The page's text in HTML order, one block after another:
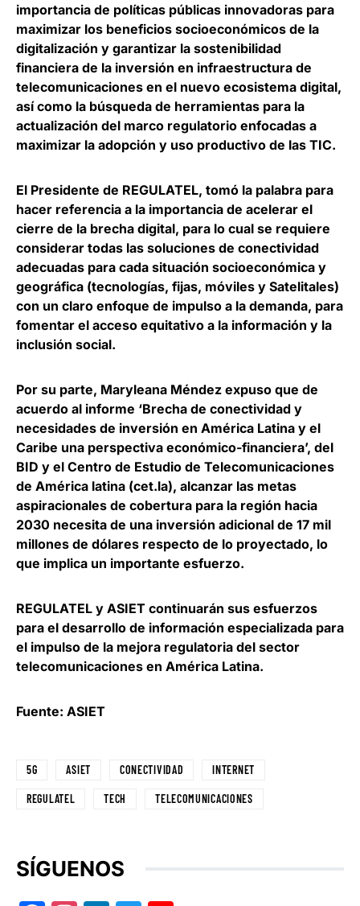
importancia de políticas públicas innovadoras para
maximizar los beneficios socioeconómicos de la
digitalización y garantizar la sostenibilidad
financiera de la inversión en infraestructura de
telecomunicaciones en el nuevo ecosistema digital,
así como la búsqueda de herramientas para la
actualización del marco regulatorio enfocadas a
maximizar la adopción y uso productivo de las TIC.
El Presidente de REGULATEL, tomó la palabra para
hacer referencia a la importancia de acelerar el
cierre de la brecha digital, para lo cual se requiere
considerar todas las soluciones de conectividad
adecuadas para cada situación socioeconómica y
geográfica (tecnologías, fijas, móviles y Satelitales)
con un claro enfoque de impulso a la demanda, para
fomentar el acceso equitativo a la información y la
inclusión social.
Por su parte, Maryleana Méndez expuso que de
acuerdo al informe ‘Brecha de conectividad y
necesidades de inversión en América Latina y el
Caribe una perspectiva económico-financiera’, del
BID y el Centro de Estudio de Telecomunicaciones
de América latina (cet.la), alcanzar las metas
aspiracionales de cobertura para la región hacia
2030 necesita de una inversión adicional de 17 mil
millones de dólares respecto de lo proyectado, lo
que implica un importante esfuerzo.
REGULATEL y ASIET continuarán sus esfuerzos
para el desarrollo de información especializada para
el impulso de la mejora regulatoria del sector
telecomunicaciones en América Latina.
Fuente: ASIET
5G ASIET CONECTIVIDAD INTERNET
REGULATEL TECH TELECOMUNICACIONES
SÍGUENOS